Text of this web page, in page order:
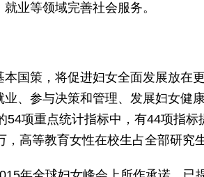
业等领域完善社会服务。
策，将促进妇女全面发展放在
、参与决策和管理、发展妇女
54项重点统计指标中，有44项指
高等教育女性在校生占全部研究